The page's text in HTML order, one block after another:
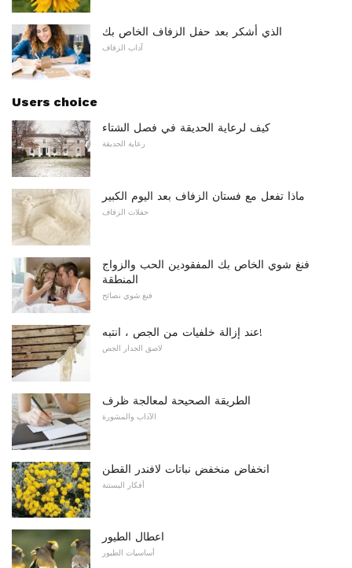
الذي أشكر بعد حفل الزفاف الخاص بك
آداب الزفاف
Users choice
كيف لرعاية الحديقة في فصل الشتاء
رعاية الحديقة
ماذا تفعل مع فستان الزفاف بعد اليوم الكبير
حفلات الزفاف
فنغ شوي الخاص بك المفقودين الحب والزواج
المنطقة
فنغ شوي نصائح
عند إزالة خلفيات من الجص ، انتبه!
لاصق الجدار الجص
الطريقة الصحيحة لمعالجة ظرف
الآداب والمشورة
انخفاض منخفض نباتات لافندر القطن
أفكار البستنة
اعطال الطيور
أساسيات الطيور